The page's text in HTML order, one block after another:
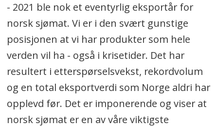
Den gamle verdirekorden fra 2019 på
107,2 milliarder kroner ble slått med
13,6 milliarder kroner, eller 12,7
prosent.
I desember ble det eksportert sjømat
for 12 milliarder kroner. Det er ny
rekord for denne måneden.
- 2021 ble nok et eventyrlig eksportår for
norsk sjømat. Vi er i den svært gunstige
posisjonen at vi har produkter som hele
verden vil ha - også i krisetider. Det har
resultert i etterspørselsvekst, rekordvolum
og en total eksportverdi som Norge aldri har
opplevd før. Det er imponerende og viser at
norsk sjømat er en av våre viktigste